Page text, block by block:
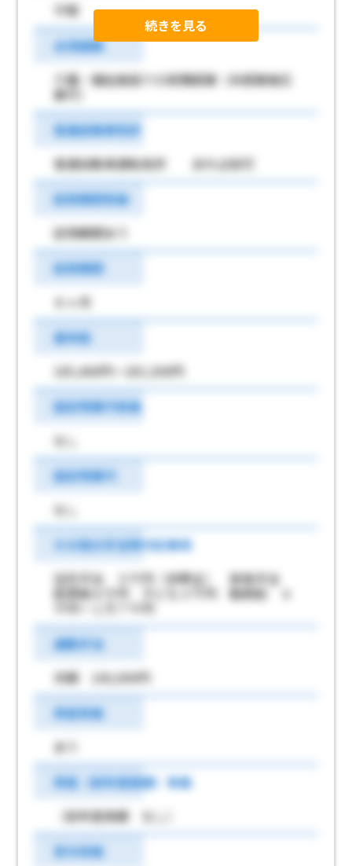
不問
必須経験
介護・福祉施設での実務経験（未経験者応
募可）
普通自動車免許
普通自動車運転免許 あれば尚可
試用期間有無
試用期間あり
試用期間
６ヶ月
基本給
185,400円～203,300円
固定残業代有無
なし
固定残業代
なし
その他の手当等付記事項
住宅手当 ５千円（世帯主） 家族手当
配偶者８千円 子ども３千円 勤続給 ４
千円～１万７千円
通勤手当
月額 100,000円
昇給有無
あり
昇給（前年度実績）有無
（前年度実績 なし）
賞与有無
続きを見る